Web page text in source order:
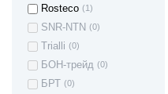
Rosteco (1)
SNR-NTN (0)
Trialli (0)
БОН-трейд (0)
БРТ (0)
Opel Kadett E
Opel Meriva
Opel Mokka
Opel Zafira A (2)
Opel Zafira B